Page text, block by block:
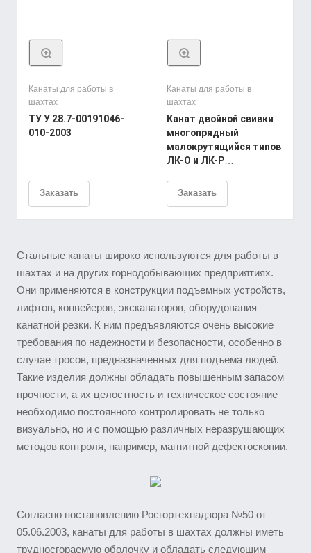
Канаты для работы в
шахтах
ТУ У 28.7-00191046-
010-2003
Заказать
Канаты для работы в
шахтах
Канат двойной свивки
многопрядный
малокрутящийся типов
ЛК-О и ЛК-Р
12х7(1+6)+6х19(1+6+6/6)+1
Заказать
Стальные канаты широко используются для работы в
шахтах и на других горнодобывающих предприятиях.
Они применяются в конструкции подъемных устройств,
лифтов, конвейеров, экскаваторов, оборудования
канатной резки. К ним предъявляются очень высокие
требования по надежности и безопасности, особенно в
случае тросов, предназначенных для подъема людей.
Такие изделия должны обладать повышенным запасом
прочности, а их целостность и техническое состояние
необходимо постоянного контролировать не только
визуально, но и с помощью различных неразрушающих
методов контроля, например, магнитной дефектоскопии.
Согласно постановлению Росгортехнадзора №50 от
05.06.2003, канаты для работы в шахтах должны иметь
трудносгораемую оболочку и обладать следующим